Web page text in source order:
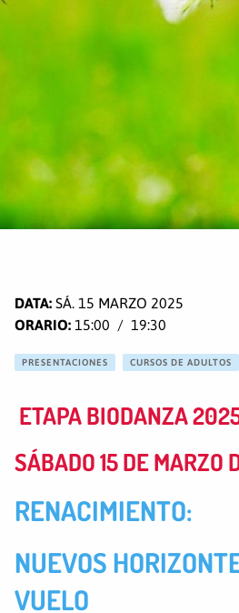
15:00 19:30
SÁ. 15 MARZO 2025
PRESENTACIONES CURSOS DE ADULTOS
ETAPA BIODANZA
SÁBADO 15 DE MARZO
RENACIMIENTO:
NUEVOS
VUELO